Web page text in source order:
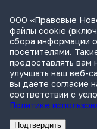
СИП проверит отмену
устройствами после
Практика
, 15:17
Суды 10 стран
Google о возврате
Международная
, 14:09
ООО «Правовые
файлы cookie
сбора информации
посетителями.
предоставлять вам
улучшать наш веб-
вы даете согласие
соответствии с
Политике
Подтвердить